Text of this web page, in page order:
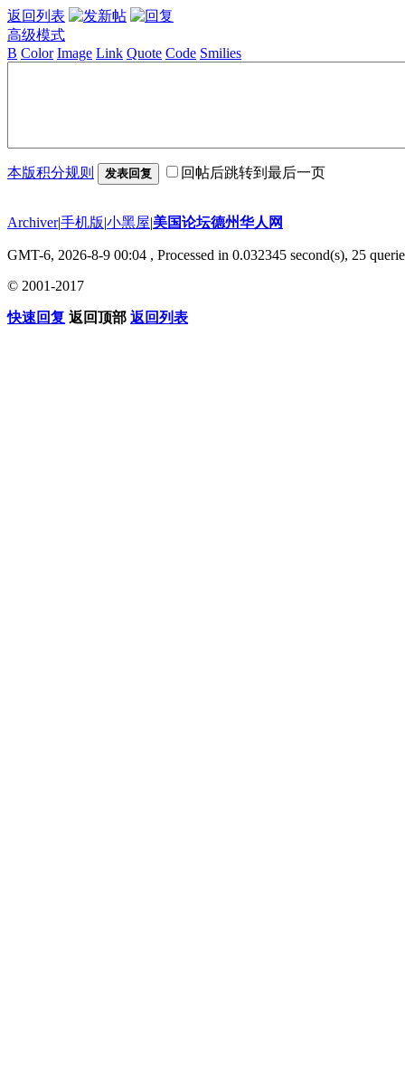
返回列表
高级模式
B Color Image Link Quote Code Smilies
本版积分规则 发表回复 回帖后跳转到最后一页
Archiver|手机版|小黑屋|美国论坛德州华人网
GMT-6, 2026-8-9 00:04 , Processed in 0.032345 second(s), 25
© 2001-2017
快速回复 返回顶部 返回列表